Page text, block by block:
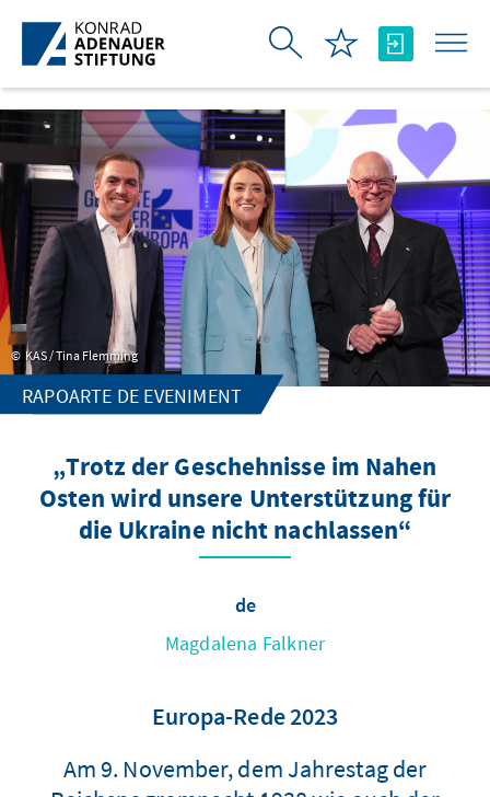
Skip to Main Content
KAS / Tina Flemming
RAPOARTE DE EVENIMENT
„Trotz der Geschehnisse im Nahen
Osten wird unsere Unterstützung für
die Ukraine nicht nachlassen“
de
Magdalena Falkner
Europa-Rede 2023
Am 9. November, dem Jahrestag der